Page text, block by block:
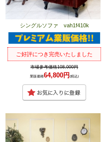
シングルソファ vah1f410k
ご好評につき完売いたしました
市場参考価格108,000円
業販価格64,800円(税込)